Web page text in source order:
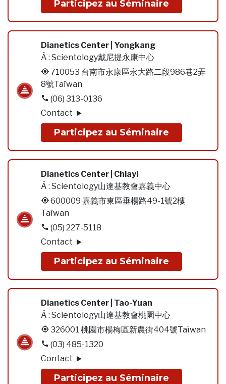
Participez au Séminaire
Dianetics Center | Yongkang
À : Scientology戴尼提永康中心
710053 台南市永康區永大路二段986巷2弄
8號Taïwan
(06) 313-0136
Contact
Participez au Séminaire
Dianetics Center | Chiayi
À : Scientology山達基教會嘉義中心
600009 嘉義市東區垂楊路49-1號2樓
Taïwan
(05) 227-5118
Contact
Participez au Séminaire
Dianetics Center | Tao-Yuan
À : Scientology山達基教會桃園中心
326001 桃園市楊梅區新農街404號Taïwan
(03) 485-1320
Contact
Participez au Séminaire